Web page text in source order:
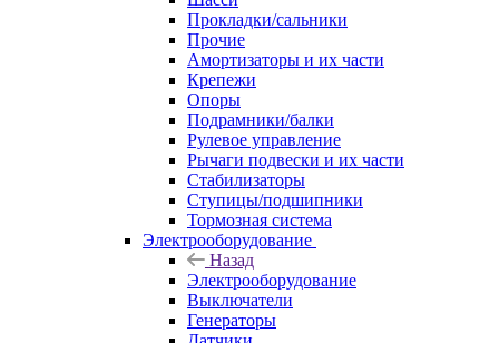
Прокладки/сальники
Прочие
Амортизаторы и их части
Крепежи
Опоры
Подрамники/балки
Рулевое управление
Рычаги подвески и их части
Стабилизаторы
Ступицы/подшипники
Тормозная система
Электрооборудование
Назад
Электрооборудование
Выключатели
Генераторы